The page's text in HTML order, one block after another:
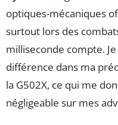
optiques-mécaniques
surtout lors des
milliseconde compte.
différence dans ma
la G502X, ce qui me
négligeable sur mes